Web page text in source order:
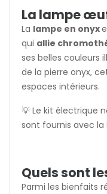
La lampe
La lampe en onyx
qui allie
ses belles couleurs
de la pierre onyx,
espaces intérieurs.
💡 Le kit électrique
sont fournis avec la
Quels sont
Parmi les bienfaits